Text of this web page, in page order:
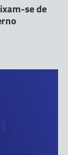
se de